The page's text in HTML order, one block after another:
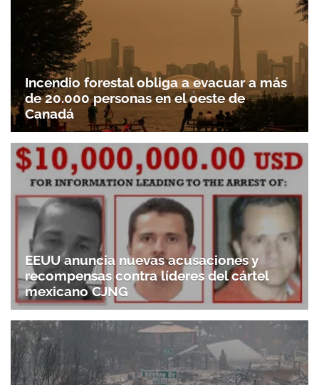
Incendio forestal obliga a evacuar a más
de 20.000 personas en el oeste de
Canadá
EEUU anuncia nuevas acusaciones y
recompensas contra líderes del cártel
mexicano CJNG